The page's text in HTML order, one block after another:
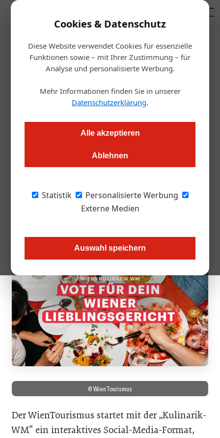
Cookies & Datenschutz
Diese Website verwendet Cookies für essenzielle
Funktionen sowie – mit Ihrer Zustimmung – für
Analyse und personalisierte Werbung.
Mehr Informationen finden Sie in unserer
Datenschutzerklärung.
Alle akzeptieren
Ablehnen
Statistik
Personalisierte Werbung
Externe Medien
Auswahl speichern
Startseite/Tourismusbranche
Kulinarik-WM kürt Wiener
Gericht des Jahres
Mit einem neuen Social-Media-Format rückt der
WienTourismus die Wiener Küche ins Zentrum der
Wiener Spezialitäten im Turniermodus gegeneinander an. Die
Community entscheidet per Online-Voting, welches Gericht
sich am Ende durchsetzt.
© WienTourismus
Der WienTourismus startet mit der „Kulinarik-
WM“ ein interaktives Social-Media-Format,